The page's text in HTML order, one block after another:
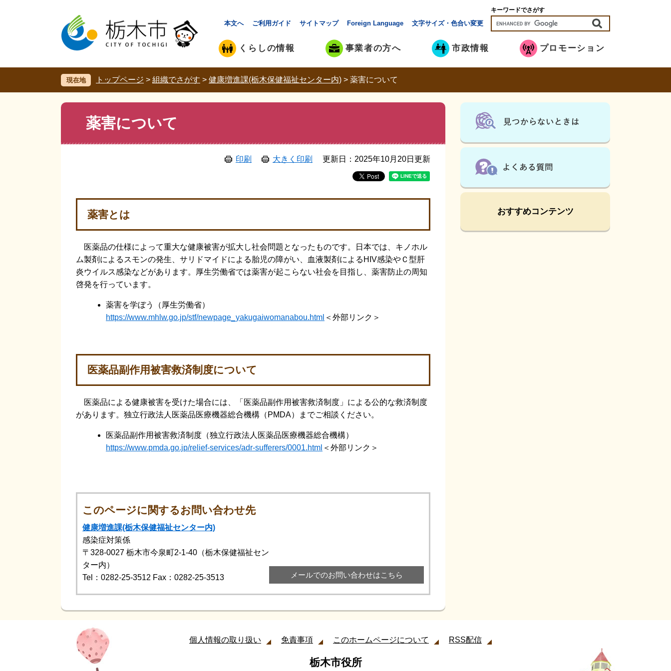
で
ば
本文へ ご利用ガイド サイトマップ Foreign Language 文字サイズ・色合い変更
キーワードでさがす
くらしの情報 事業者の方へ 市政情報 プロモーション
現在地 トップページ > 組織でさがす > 健康増進課(栃木保健福祉センター内) > 薬害について
薬害について
印刷 大きく印刷 更新日：2025年10月20日更新
薬害とは
医薬品の仕様によって重大な健康被害が拡大し社会問題となったものです。日本では、キノホル
ム製剤によるスモンの発生、サリドマイドによる胎児の障がい、血液製剤によるHIV感染やＣ型肝
炎ウイルス感染などがあります。厚生労働省では薬害が起こらない社会を目指し、薬害防止の周知
啓発を行っています。
薬害を学ぼう（厚生労働省）
https://www.mhlw.go.jp/stf/newpage_yakugaiwomanabou.html ＜外部リンク＞
医薬品副作用被害救済制度について
医薬品による健康被害を受けた場合には、「医薬品副作用被害救済制度」による公的な救済制度
があります。独立行政法人医薬品医療機器総合機構（PMDA）までご相談ください。
医薬品副作用被害救済制度（独立行政法人医薬品医療機器総合機構）
https://www.pmda.go.jp/relief-services/adr-sufferers/0001.html ＜外部リンク＞
このページに関するお問い合わせ先
健康増進課(栃木保健福祉センター内)
感染症対策係
〒328-0027 栃木市今泉町2-1-40（栃木保健福祉セン
ター内）
Tel：0282-25-3512 Fax：0282-25-3513 メールでのお問い合わせはこちら
おすすめコンテンツ
個人情報の取り扱い 免責事項 このホームページについて RSS配信
栃木市役所